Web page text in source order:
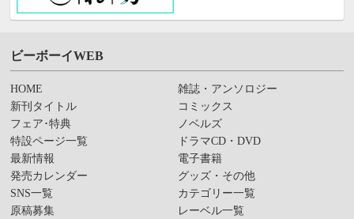
ビーボーイWEB
HOME
新刊タイトル
フェア･特典
特設ページ一覧
最新情報
発売カレンダー
SNS一覧
原稿募集
雑誌・アンソロジー
コミックス
ノベルズ
ドラマCD・DVD
電子書籍
グッズ・その他
カテゴリー一覧
レーベル一覧